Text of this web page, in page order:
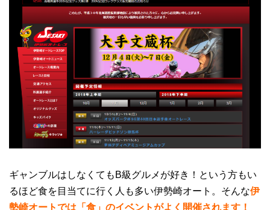
ギャンブルはしなくてもB級グルメが好き！という方もい
るほど食を目当てに行く人も多い伊勢崎オート。そんな伊
勢崎オートでは「食」のイベントがよく開催されます！